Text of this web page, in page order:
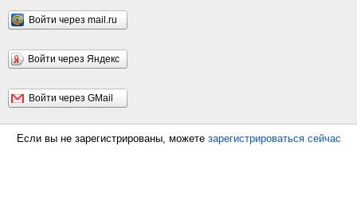
Войти через mail.ru
Войти через Яндекс
Войти через GMail
Если вы не зарегистрированы, можете зарегистрироваться сейчас